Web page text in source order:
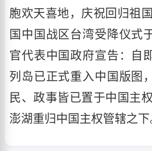
胞欢天喜地，庆祝回归祖
国中国战区台湾受降仪式
官代表中国政府宣告：自
列岛已正式重入中国版图
民、政事皆已置于中国主
澎湖重归中国主权管辖之下